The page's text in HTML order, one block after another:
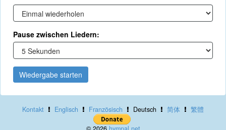
Pause zwischen Liedern:
Wiedergabe starten
Kontakt Englisch Französisch Deutsch 简体 繁體